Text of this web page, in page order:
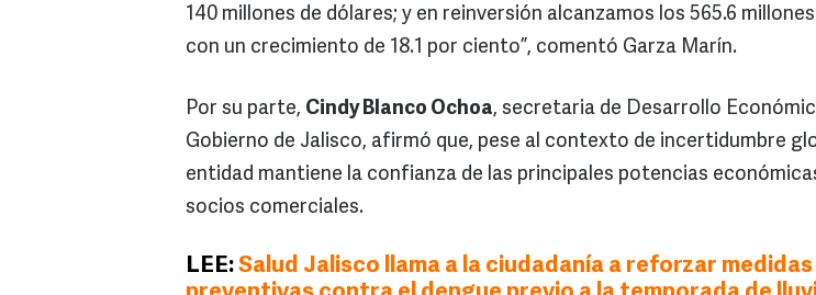
140 millones de dólares; y en reinversión alcanzamos los 565.6
con un crecimiento de 18.1 por ciento”, comentó Garza Marín.
Por su parte, Cindy Blanco Ochoa, secretaria de Desarrollo
Gobierno de Jalisco, afirmó que, pese al contexto de incertidumbre
entidad mantiene la confianza de las principales potencias
socios comerciales.
LEE:Salud Jalisco llama a la ciudadanía a reforzar medidas